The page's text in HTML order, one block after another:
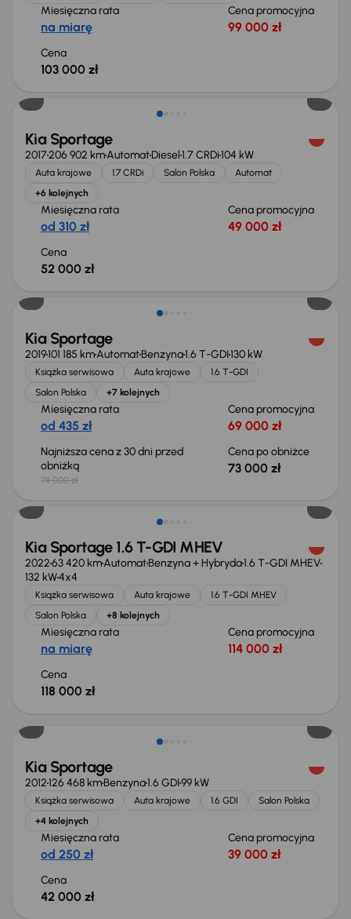
Miesięczna rata
na miarę
Cena promocyjna
99 000 zł
Cena
103 000 zł
Kia Sportage
2017206 902 kmAutomatDiesel1.7 CRDi104 kW
Auta krajowe 1.7 CRDi Salon Polska
Automat
+6 kolejnych
Miesięczna rata
od 310 zł
Cena promocyjna
49 000 zł
Cena
52 000 zł
Taniej o 1 000 zł
Kia Sportage
2019101 185 kmAutomatBenzyna1.6 T-GDI130 kW
Książka serwisowa Auta krajowe
1.6 T-GDI
Salon Polska
+7 kolejnych
Miesięczna rata
od 435 zł
Cena promocyjna
69 000 zł
Najniższa cena z 30 dni przed
obniżką
74 000 zł
Cena po obniżce
73 000 zł
Kia Sportage 1.6 T-GDI MHEV
202263 420 kmAutomatBenzyna + Hybryda1.6 T-GDI MHEV
132 kW4x4
Książka serwisowa Auta krajowe
1.6 T-GDI MHEV
Salon Polska
+8 kolejnych
Miesięczna rata
na miarę
Cena promocyjna
114 000 zł
Cena
118 000 zł
Kia Sportage
2012126 468 kmBenzyna1.6 GDI99 kW
Książka serwisowa Auta krajowe 1.6 GDI
Salon Polska
+4 kolejnych
Miesięczna rata
od 250 zł
Cena promocyjna
39 000 zł
Cena
42 000 zł